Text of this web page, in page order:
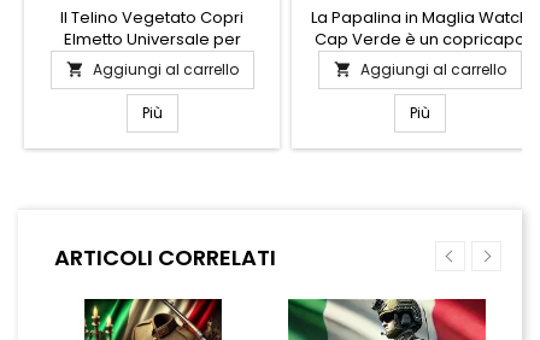
Il Telino Vegetato Copri
Elmetto Universale per
elmetti con rail è progettato
per offrire protezione,
mimetismo e stabilità
operativa agli elmetti
moderni in dotazione
cotone e poliestere
frontalino rinforzato rip-stop.
Gli 8...
 Aggiungi al carrello
Più
La Papalina in Maglia Watch
Cap Verde è un copricapo
caldo, resistente e
confortevole, ideale per
affrontare climi freddi
durante attività outdoor,
operative o ricreative.
termico e perfetta vestibilità
militari, cacciatori, pescatori
escursionismo,...
 Aggiungi al carrello
Più
ARTICOLI CORRELATI